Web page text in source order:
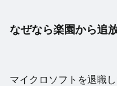
なぜなら楽園から追
マイクロソフトを退職